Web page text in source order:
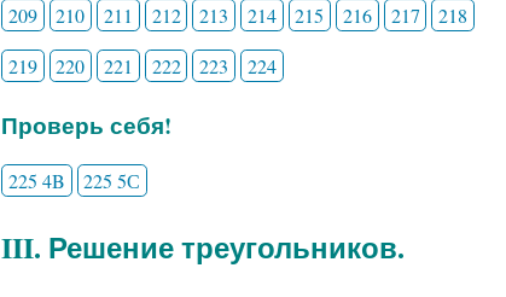
209 210 211 212 213 214 215 216 217
218
219
220 221 222 223 224
Проверь себя!
225 4B 225 5С
III. Решение треугольников.